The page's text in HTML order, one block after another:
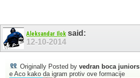
Aleksandar Ilok said:
12-10-2014
Originally Posted by vedran boca juniors
e Aco kako da igram protiv ove formacije